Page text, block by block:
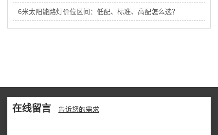
6米太阳能路灯价位区间：低配、标准、高配怎么选？
在线留言 告诉您的需求